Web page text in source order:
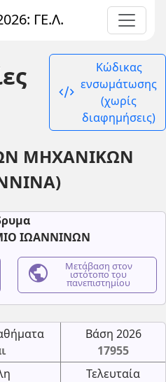
ΓΕ.Λ.
code_xml
Κώδικας
ενσωμάτωσης
(χωρίς
διαφημήσεις)
ΜΗΧΑΝΙΚΩΝ
ΙΩΑΝΝΙΝΩΝ
public Μετάβαση στον
ιστότοπο του
πανεπιστημίου
Βάση 2026
17955
Τελευταία